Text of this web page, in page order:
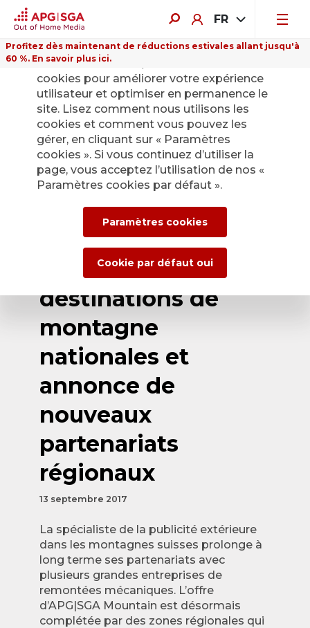
FR
Profitez dès maintenant de réductions estivales allant jusqu'à
60 %. En savoir plus ici.
Retour
APG|SGA Mountain
prolonge sa
coopération avec
plusieurs
destinations de
montagne
nationales et
annonce de
nouveaux
partenariats
régionaux
13 septembre 2017
La spécialiste de la publicité extérieure
dans les montagnes suisses prolonge à
long terme ses partenariats avec
plusieurs grandes entreprises de
remontées mécaniques. L’offre
d’APG|SGA Mountain est désormais
complétée par des zones régionales qui
Sur ce site Internet, nous utilisons des
cookies pour améliorer votre expérience
utilisateur et optimiser en permanence le
site. Lisez comment nous utilisons les
cookies et comment vous pouvez les
gérer, en cliquant sur « Paramètres
cookies ». Si vous continuez d’utiliser la
page, vous acceptez l’utilisation de nos «
Paramètres cookies par défaut ».
Paramètres cookies
Cookie par défaut oui